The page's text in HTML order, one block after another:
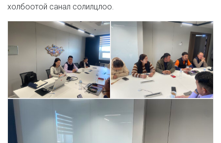
холбоотой санал солилцлоо.